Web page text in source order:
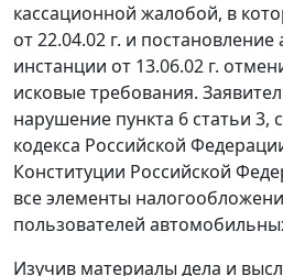
кассационной жалобой, в
от 22.04.02 г. и
инстанции от 13.06.02 г.
исковые требования.
нарушение пункта 6 статьи 3,
кодекса Российской
Конституции Российской
все элементы
пользователей
Изучив материалы дела и